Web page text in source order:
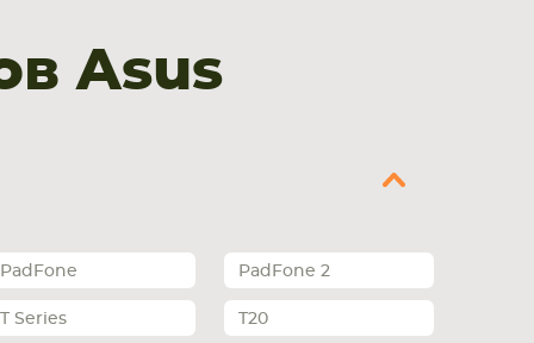
Asus
PadFone PadFone 2
T Series T20